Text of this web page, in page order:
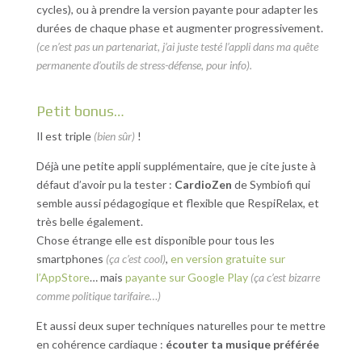
cycles), ou à prendre la version payante pour adapter les
durées de chaque phase et augmenter progressivement.
(ce n’est pas un partenariat, j’ai juste testé l’appli dans ma quête
permanente d’outils de stress-défense, pour info).
Petit bonus…
Il est triple (bien sûr)!
Déjà une petite appli supplémentaire, que je cite juste à
défaut d’avoir pu la tester : CardioZen de Symbiofi qui
semble aussi pédagogique et flexible que RespiRelax, et
très belle également.
Chose étrange elle est disponible pour tous les
smartphones (ça c’est cool), en version gratuite sur
l’AppStore… mais payante sur Google Play (ça c’est bizarre
comme politique tarifaire…)
Et aussi deux super techniques naturelles pour te mettre
en cohérence cardiaque : écouter ta musique préférée